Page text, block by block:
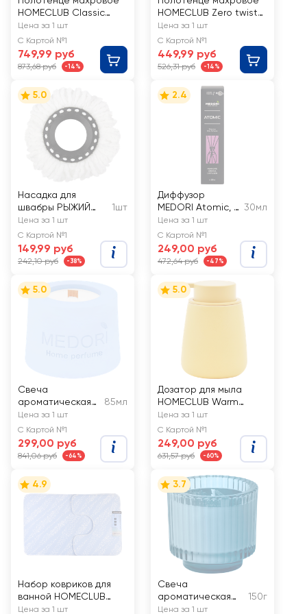
HOMECLUB Classic
70х130см, цвет
светло-серый 777, Арт.
ПТА-3501-6122 цв.777
Цена за 1 шт
С Картой №1
749,99 руб
873,68 руб -14%
HOMECLUB Zero twist
50x80см, коричневое,
Арт. 529729/1
Цена за 1 шт
С Картой №1
449,99 руб
526,31 руб -14%
5.0
Насадка для
швабры РЫЖИЙ
КОТ Торнадо
MopM-23, Арт.
107197
1шт
Цена за 1 шт
С Картой №1
149,99 руб
242,10 руб -38%
2.4
Диффузор
MEDORI Atomic, с
пробником
аромата и
фибровыми
палочками, 30мл,
Арт. TH-3036
30мл
Цена за 1 шт
С Картой №1
249,00 руб
472,64 руб -47%
5.0
Свеча
ароматическая
MEDORI Аврора,
Duo effect,
соевый воск,
керамический
подсвечник,
85мл, Арт. МС 201
85мл
Цена за 1 шт
С Картой №1
299,00 руб
841,06 руб -64%
5.0
Дозатор для мыла
HOMECLUB Warm
season, керамика,
340мл, Арт. WCH-1Y
Цена за 1 шт
С Картой №1
249,00 руб
631,57 руб -60%
4.9
Набор ковриков для
ванной HOMECLUB
Warm Season
Цена за 1 шт
3.7
Свеча
ароматическая
APOLLO Adore
150г
Цена за 1 шт